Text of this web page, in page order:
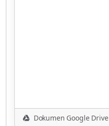
Dokumen Google Drive